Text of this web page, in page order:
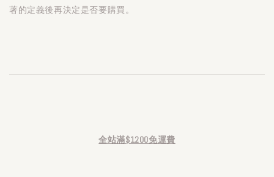
著的定義後再決定是否要購買。
全站滿$1200免運費